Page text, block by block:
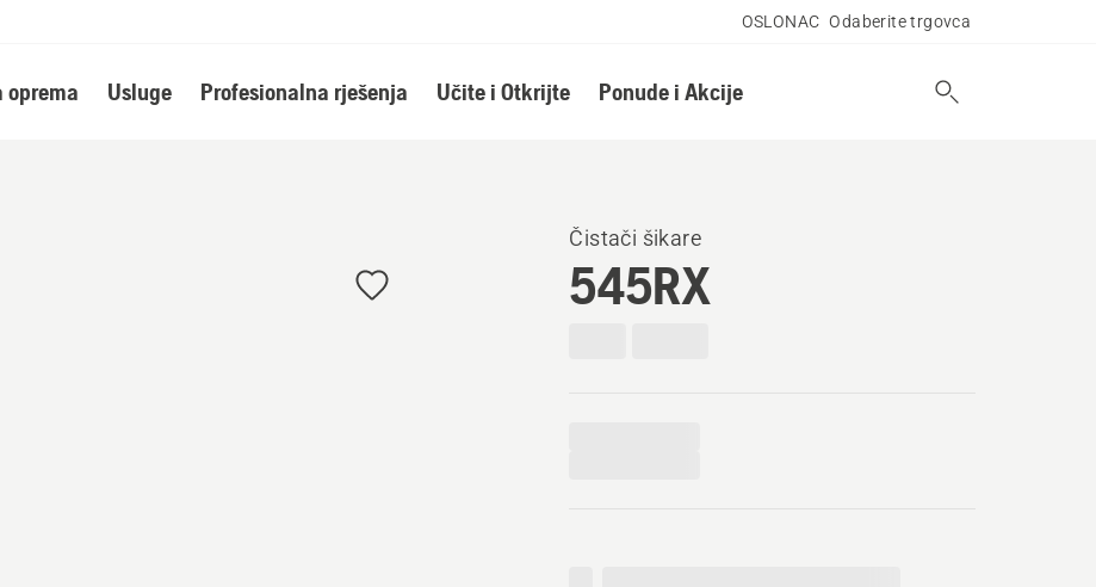
OSLONAC Odaberite trgovca
oprema Usluge Profesionalna rješenja Učite i Otkrijte Ponude i Akcije
Čistači šikare
545RX